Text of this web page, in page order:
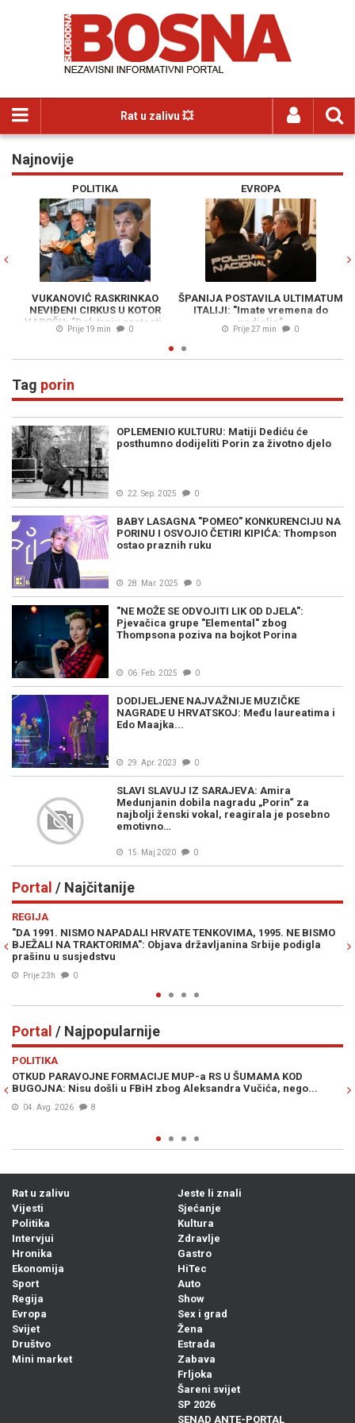
Rat u zalivu 💥
Najnovije
POLITIKA
VUKANOVIĆ RASKRINKAO
NEVIĐENI CIRKUS U KOTOR
VAROŠU: "Dok traju protesti,
Stanivuković svira šargije, a
Prije 19 min 0
EVROPA
ŠPANIJA POSTAVILA ULTIMATUM
ITALIJI: "Imate vremena do
nedjelje"
Prije 27 min 0
Tag porin
OPLEMENIO KULTURU: Matiji Dediću će
posthumno dodijeliti Porin za životno djelo
22. Sep. 2025 0
BABY LASAGNA "POMEO" KONKURENCIJU NA
PORINU I OSVOJIO ČETIRI KIPIĆA: Thompson
ostao praznih ruku
28. Mar. 2025 0
"NE MOŽE SE ODVOJITI LIK OD DJELA":
Pjevačica grupe "Elemental" zbog
Thompsona poziva na bojkot Porina
06. Feb. 2025 0
DODIJELJENE NAJVAŽNIJE MUZIČKE
NAGRADE U HRVATSKOJ: Među laureatima i
Edo Maajka...
29. Apr. 2023 0
SLAVI SLAVUJ IZ SARAJEVA: Amira
Medunjanin dobila nagradu „Porin“ za
najbolji ženski vokal, reagirala je posebno
emotivno…
15. Maj 2020 0
Portal / Najčitanije
REGIJA
"DA 1991. NISMO NAPADALI HRVATE TENKOVIMA, 1995. NE BISMO
BJEŽALI NA TRAKTORIMA": Objava državljanina Srbije podigla
prašinu u susjedstvu
Prije 23h 0
Portal / Najpopularnije
POLITIKA
OTKUD PARAVOJNE FORMACIJE MUP-a RS U ŠUMAMA KOD
BUGOJNA: Nisu došli u FBiH zbog Aleksandra Vučića, nego...
04. Avg. 2026 8
Rat u zalivu
Vijesti
Politika
Intervjui
Hronika
Ekonomija
Sport
Regija
Evropa
Svijet
Društvo
Mini market
Jeste li znali
Sjećanje
Kultura
Zdravlje
Gastro
HiTec
Auto
Show
Sex i grad
Žena
Estrada
Zabava
Frljoka
Šareni svijet
SP 2026
SENAD ANTE-PORTAL